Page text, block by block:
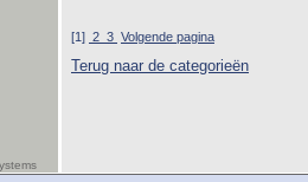
[1] 2 3 Volgende pagina
Terug naar de categorieën